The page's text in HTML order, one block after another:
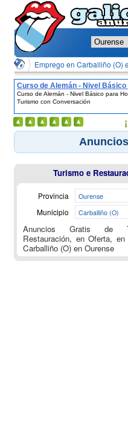
Emprego en Carballiño (O)
Curso de Alemán - Nivel Básico
Hotelería y Turismo con
Curso de Alemán - Nivel Básico para
Turismo con Conversación
Turismo e
Provincia Ourense
Municipio Carballiño (O)
Anuncios Gratis de
Restauración, en Oferta,
Carballiño (O) en Ourense